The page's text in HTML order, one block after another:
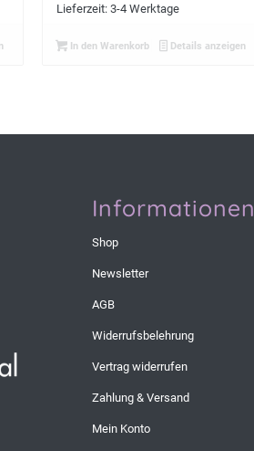
Lieferzeit:3-4 Werktage
In den Warenkorb Details anzeigen
Informationen
Shop
Newsletter
AGB
Widerrufsbelehrung
Vertrag widerrufen
Zahlung & Versand
Mein Konto